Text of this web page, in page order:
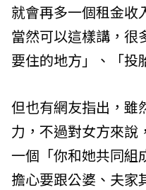
就會再多一個租金收
當然可以這樣講，很
要住的地方」、「投
但也有網友指出，雖
力，不過對女方來說
一個「你和她共同組
擔心要跟公婆、夫家